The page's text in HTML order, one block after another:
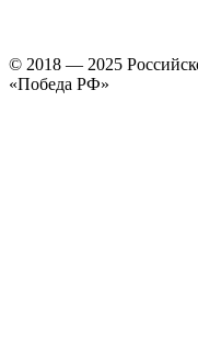
© 2018 — 2025
«Победа РФ»